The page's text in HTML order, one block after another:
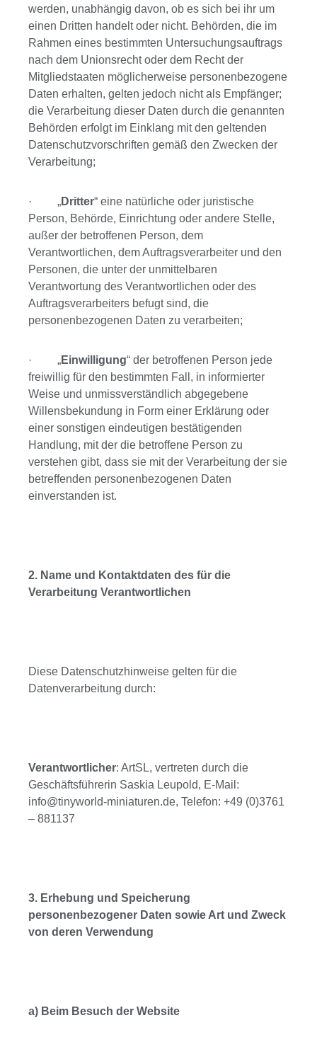
werden, unabhängig davon, ob es sich bei ihr um
einen Dritten handelt oder nicht. Behörden, die im
Rahmen eines bestimmten Untersuchungsauftrags
nach dem Unionsrecht oder dem Recht der
Mitgliedstaaten möglicherweise personenbezogene
Daten erhalten, gelten jedoch nicht als Empfänger;
die Verarbeitung dieser Daten durch die genannten
Behörden erfolgt im Einklang mit den geltenden
Datenschutzvorschriften gemäß den Zwecken der
Verarbeitung;
· „Dritter“ eine natürliche oder juristische
Person, Behörde, Einrichtung oder andere Stelle,
außer der betroffenen Person, dem
Verantwortlichen, dem Auftragsverarbeiter und den
Personen, die unter der unmittelbaren
Verantwortung des Verantwortlichen oder des
Auftragsverarbeiters befugt sind, die
personenbezogenen Daten zu verarbeiten;
· „Einwilligung“ der betroffenen Person jede
freiwillig für den bestimmten Fall, in informierter
Weise und unmissverständlich abgegebene
Willensbekundung in Form einer Erklärung oder
einer sonstigen eindeutigen bestätigenden
Handlung, mit der die betroffene Person zu
verstehen gibt, dass sie mit der Verarbeitung der sie
betreffenden personenbezogenen Daten
einverstanden ist.
2. Name und Kontaktdaten des für die
Verarbeitung Verantwortlichen
Diese Datenschutzhinweise gelten für die
Datenverarbeitung durch:
Verantwortlicher: ArtSL, vertreten durch die
Geschäftsführerin Saskia Leupold, E-Mail:
info@tinyworld-miniaturen.de, Telefon: +49 (0)3761
– 881137
3. Erhebung und Speicherung
personenbezogener Daten sowie Art und Zweck
von deren Verwendung
a) Beim Besuch der Website